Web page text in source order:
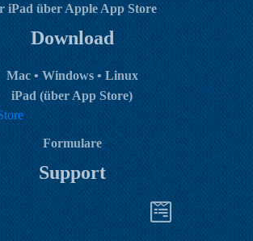
iPad über Apple App Store
Download
Mac • Windows • Linux
iPad (über App Store)
Formulare
Support